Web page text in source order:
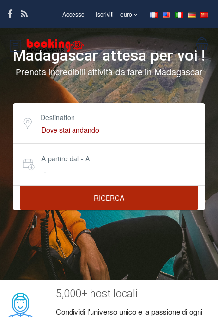
Accesso Iscriviti euro
Madagascar attesa per voi !
Prenota incredibili attività da fare in Madagascar
Destination
A partire dal - A
-
RICERCA
5,000+ host locali
Condividi l'universo unico e la passione di ogni